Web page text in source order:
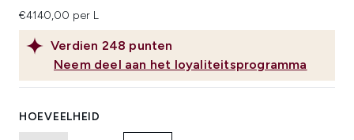
Verdien 248 punten
Neem deel aan het loyaliteitsprogramma
€4140,00 per L
HOEVEELHEID